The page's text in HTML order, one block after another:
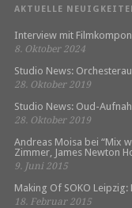
AKTUELLE
Interview mit
8. Oktober 2024
Studio News:
28. Oktober 2019
Studio News: Oud-
28. Oktober 2019
Andreas Moisa bei “Mix
Zimmer, James Newton
9. Juni 2015
Making Of SOKO Leipzig:
18. Februar 2015